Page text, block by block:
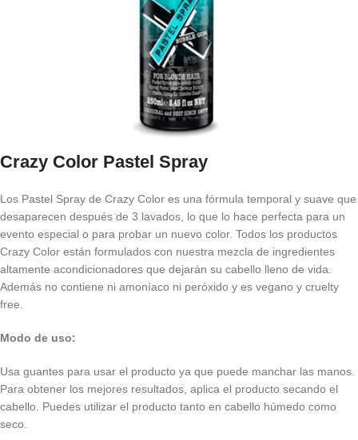
Crazy Color Pastel Spray
Los Pastel Spray de Crazy Color es una fórmula temporal y suave que
desaparecen después de 3 lavados, lo que lo hace perfecta para un
evento especial o para probar un nuevo color. Todos los productos
Crazy Color están formulados con nuestra mezcla de ingredientes
altamente acondicionadores que dejarán su cabello lleno de vida.
Además no contiene ni amoníaco ni peróxido y es vegano y cruelty
free.
Modo de uso:
Usa guantes para usar el producto ya que puede manchar las manos.
Para obtener los mejores resultados, aplica el producto secando el
cabello. Puedes utilizar el producto tanto en cabello húmedo como
seco.